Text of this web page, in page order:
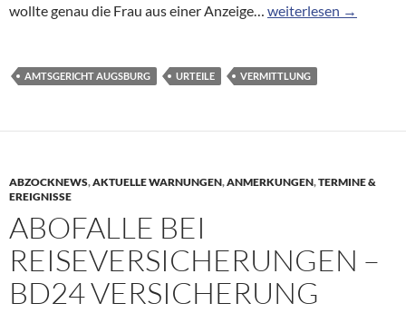
wollte genau die Frau aus einer Anzeige… Partnervermittlung:
weiterlesen →
AMTSGERICHT AUGSBURG URTEILE VERMITTLUNG
ABZOCKNEWS,AKTUELLE WARNUNGEN,ANMERKUNGEN,TERMINE &
EREIGNISSE
ABOFALLE BEI
REISEVERSICHERUNGEN –
BD24 VERSICHERUNG